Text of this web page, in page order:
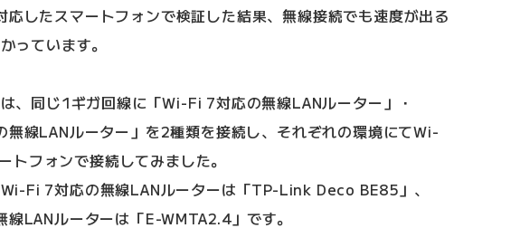
応したスマートフォンで検証した結果、無線接続でも速度が出る
っています。
、同じ1ギガ回線に「Wi-Fi 7対応の無線LANルーター」・
無線LANルーター」を2種類を接続し、それぞれの環境にてWi-
トフォンで接続してみました。
Fi 7対応の無線LANルーターは「TP-Link Deco BE85」、
LANルーターは「E-WMTA2.4」です。